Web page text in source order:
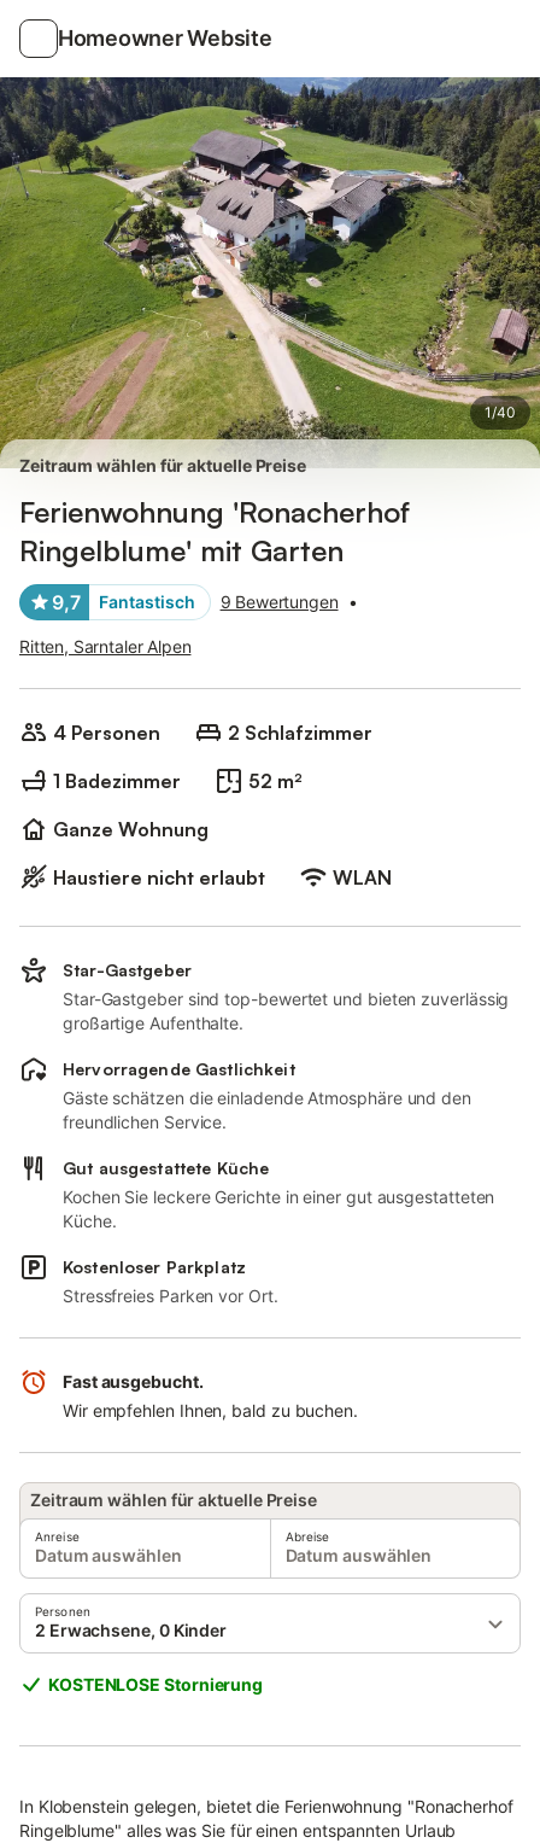
Homeowner Website
1/40
Bilder Ausstattung Bewertungen
Zeitraum wählen für aktuelle Preise
Ferienwohnung 'Ronacherhof
Ringelblume' mit Garten
9,7 Fantastisch 9 Bewertungen •
Ritten, Sarntaler Alpen
4 Personen
2 Schlafzimmer
1 Badezimmer
52 m²
Ganze Wohnung
Haustiere nicht erlaubt
WLAN
Star-Gastgeber
Star-Gastgeber sind top-bewertet und bieten zuverlässig
großartige Aufenthalte.
Hervorragende Gastlichkeit
Gäste schätzen die einladende Atmosphäre und den
freundlichen Service.
Gut ausgestattete Küche
Kochen Sie leckere Gerichte in einer gut ausgestatteten
Küche.
Kostenloser Parkplatz
Stressfreies Parken vor Ort.
Fast ausgebucht.
Wir empfehlen Ihnen, bald zu buchen.
Zeitraum wählen für aktuelle Preise
Anreise
Datum auswählen
Abreise
Datum auswählen
Personen
2 Erwachsene, 0 Kinder
KOSTENLOSE Stornierung
In Klobenstein gelegen, bietet die Ferienwohnung "Ronacherhof
Ringelblume" alles was Sie für einen entspannten Urlaub